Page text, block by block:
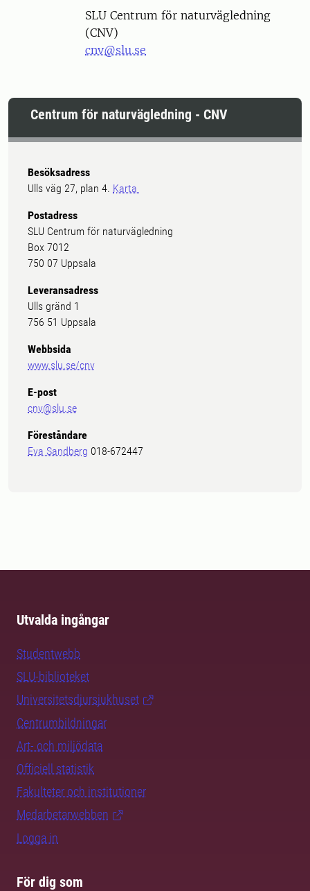
SLU Centrum för naturvägledning
(CNV)
cnv@slu.se
Centrum för naturvägledning - CNV
Besöksadress
Ulls väg 27, plan 4. Karta
Postadress
SLU Centrum för naturvägledning
Box 7012
750 07 Uppsala
Leveransadress
Ulls gränd 1
756 51 Uppsala
Webbsida
www.slu.se/cnv
E-post
cnv@slu.se
Föreståndare
Eva Sandberg 018-672447
Utvalda ingångar
Studentwebb
SLU-biblioteket
Universitetsdjursjukhuset
Centrumbildningar
Art- och miljödata
Officiell statistik
Fakulteter och institutioner
Medarbetarwebben
Logga in
För dig som